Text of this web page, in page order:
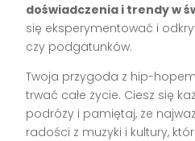
doświadczenia i trendy w
się eksperymentować i
czy podgatunków.
Twoja przygoda z hip-
trwać całe życie. Ciesz się
podróży i pamiętaj, że
radości z muzyki i kultury,